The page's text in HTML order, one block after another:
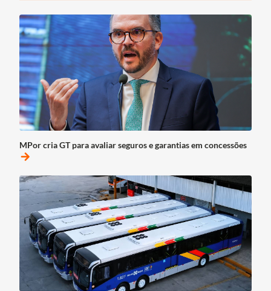
MPor cria GT para avaliar seguros e garantias em concessões
arrow_forward